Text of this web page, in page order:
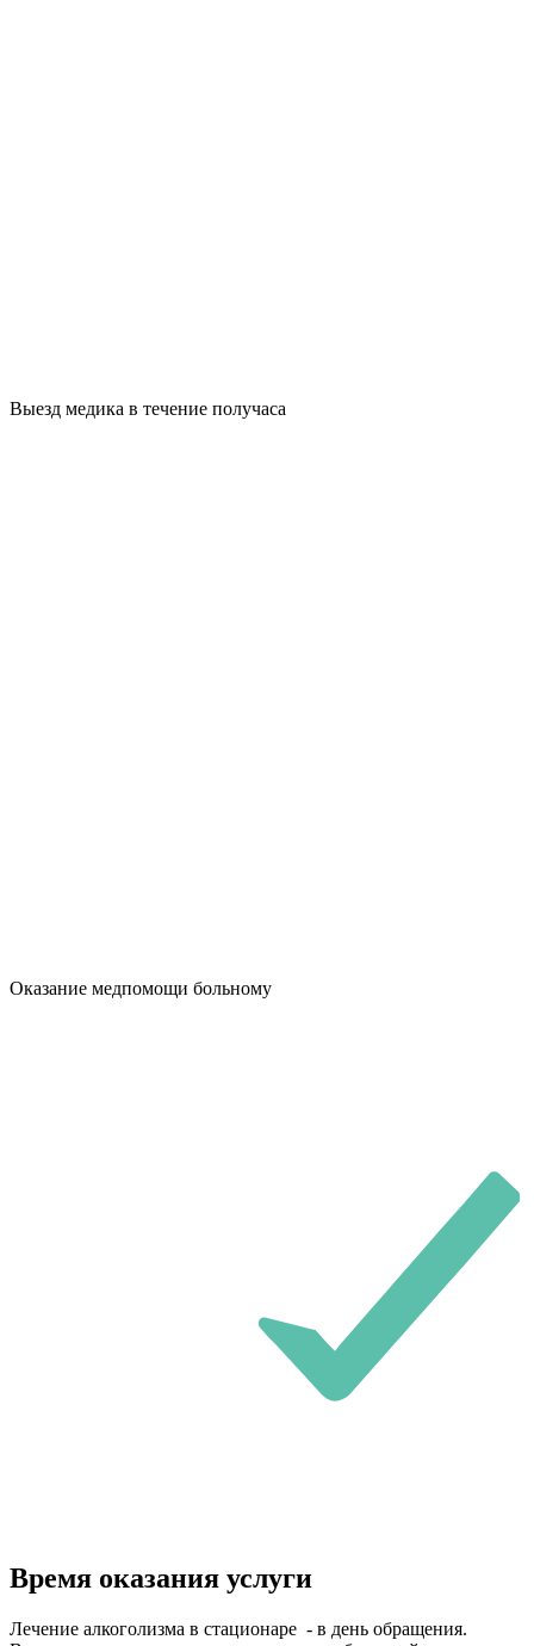
Выезд медика в течение получаса
Оказание медпомощи больному
Время оказания услуги
Лечение алкоголизма в стационаре - в день обращения.